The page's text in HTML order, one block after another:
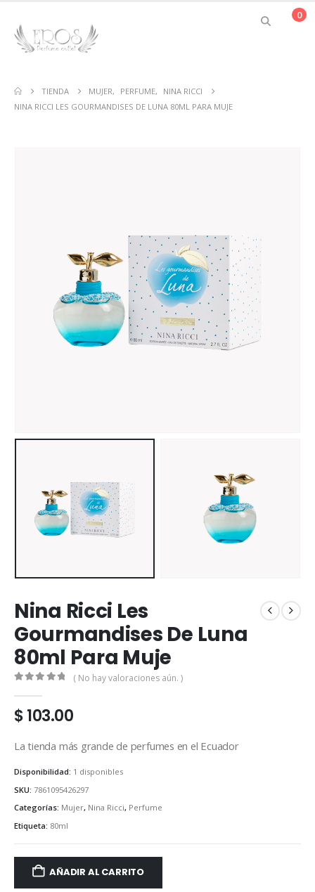
0
TIENDA MUJER, PERFUME,
NINA RICCI
NINA RICCI LES GOURMANDISES DE LUNA 80ML PARA MUJE
Nina Ricci Les
Gourmandises De Luna
80ml Para Muje
( No hay valoraciones aún. )
$103.00
La tienda más grande de perfumes en el Ecuador
Disponibilidad: 1 disponibles
SKU: 7861095426297
Categorías: Mujer, Nina Ricci, Perfume
Etiqueta: 80ml
AÑADIR AL CARRITO